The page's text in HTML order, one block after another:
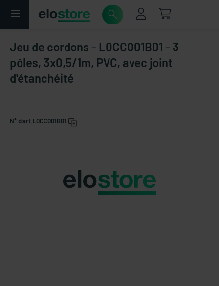
Jeu de cordons - L0CC001B01 - 3
pôles, 3x0,5/1m, PVC, avec joint
d'étanchéité
N° d'art. L0CC001B01